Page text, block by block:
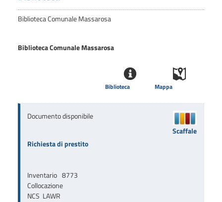
Biblioteca Comunale Massarosa
Biblioteca Comunale Massarosa
Mappa
Biblioteca
Documento disponibile
Richiesta di prestito
Inventario 8773
Collocazione
NCS  LAWR
Scaffale